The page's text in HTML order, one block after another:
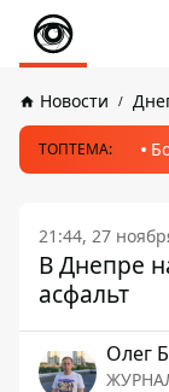
Новости
ТОПТЕМА:
21:44, 27
В Днепре
асфальт
Олег